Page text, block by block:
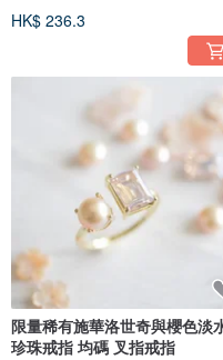
HK$ 236.3
限量稀有施華洛世奇與櫻色淡
珍珠戒指 均碼 叉指戒指